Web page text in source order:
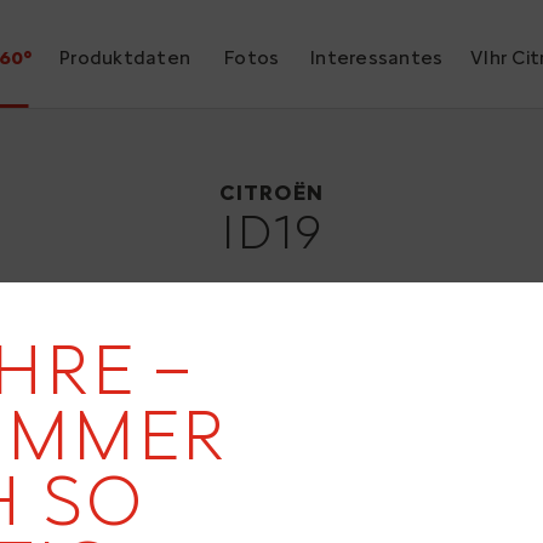
Produktdaten Fotos Interessantes VIhr
–
SO
CITROËN
ID19